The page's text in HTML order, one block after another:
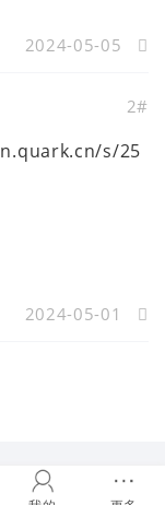
2024-05-05
2#
s/25
2024-05-01